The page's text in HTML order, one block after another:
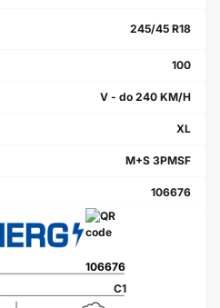
245/45 R18
100
V - do 240 KM/H
XL
M+S 3PMSF
106676
106676
C1